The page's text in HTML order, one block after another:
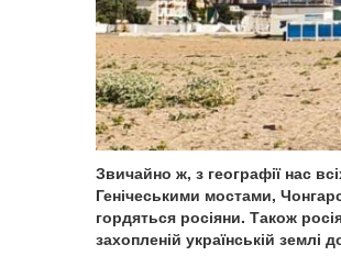
Звичайно ж, з географії нас
Генічеськими мостами,
гордяться росіяни. Також
захопленій українській землі